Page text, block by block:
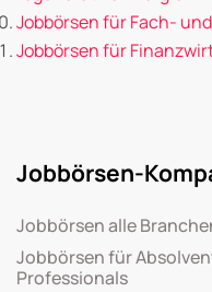
Jobbörsen für Fach-
Jobbörsen für
Jobbörsen-
Jobbörsen alle
Jobbörsen für
Professionals